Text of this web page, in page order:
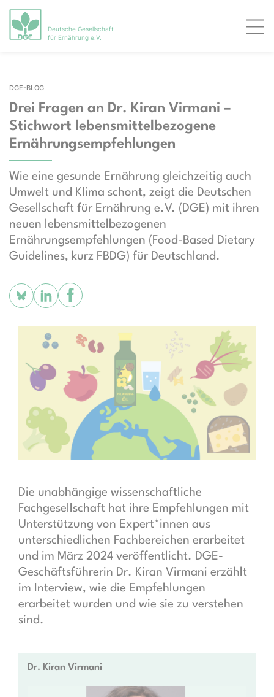
Deutsche Gesellschaft
für Ernährung e.V.
DGE-BLOG
Drei Fragen an Dr. Kiran Virmani –
Stichwort lebensmittelbezogene
Ernährungsempfehlungen
Wie eine gesunde Ernährung gleichzeitig auch
Umwelt und Klima schont, zeigt die Deutschen
Gesellschaft für Ernährung e.V. (DGE) mit ihren
neuen lebensmittelbezogenen
Ernährungsempfehlungen (Food-Based Dietary
Guidelines, kurz FBDG) für Deutschland.
Die unabhängige wissenschaftliche
Fachgesellschaft hat ihre Empfehlungen mit
Unterstützung von Expert*innen aus
unterschiedlichen Fachbereichen erarbeitet
und im März 2024 veröffentlicht. DGE-
Geschäftsführerin Dr. Kiran Virmani erzählt
im Interview, wie die Empfehlungen
erarbeitet wurden und wie sie zu verstehen
sind.
Dr. Kiran Virmani